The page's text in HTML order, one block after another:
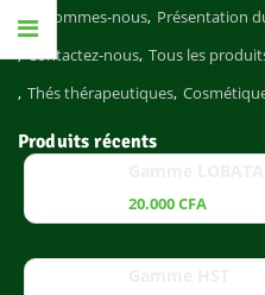
Qui sommes-nous Présentation
Contactez-nous Tous les
Thés thérapeutiques
Produits récents
20.000CFA